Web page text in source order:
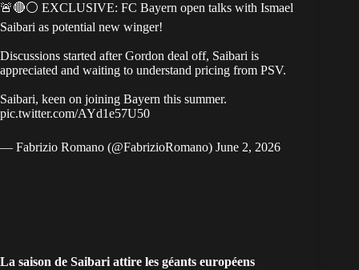
🚨🔴⚪️ EXCLUSIVE: FC Bayern open talks with Ismael
Saibari as potential new winger!
Discussions started after Gordon deal off, Saibari is
appreciated and waiting to understand pricing from PSV.
Saibari, keen on joining Bayern this summer.
pic.twitter.com/AYd1e57U50
— Fabrizio Romano (@FabrizioRomano) June 2, 2026
La saison de Saibari attire les géants européens